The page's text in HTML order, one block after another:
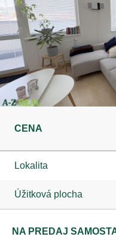
CENA
Lokalita
Úžitková plocha
NA PREDAJ